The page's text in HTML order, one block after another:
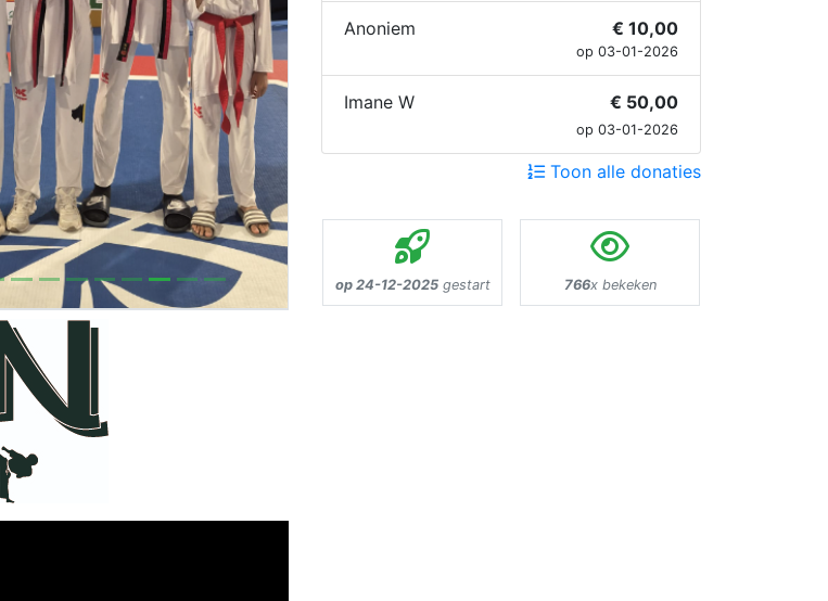
Anoniem € 10,00
op 03-01-2026
Imane W € 50,00
op 03-01-2026
Toon alle donaties
op 24-12-2025gestart 766x bekeken